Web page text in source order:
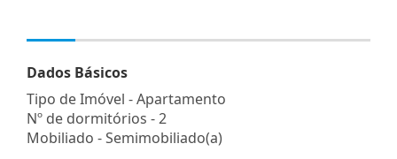
Dados Básicos
Tipo de Imóvel - Apartamento
Nº de dormitórios - 2
Mobiliado - Semimobiliado(a)